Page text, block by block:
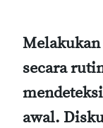
Melakukan
secara
awal.